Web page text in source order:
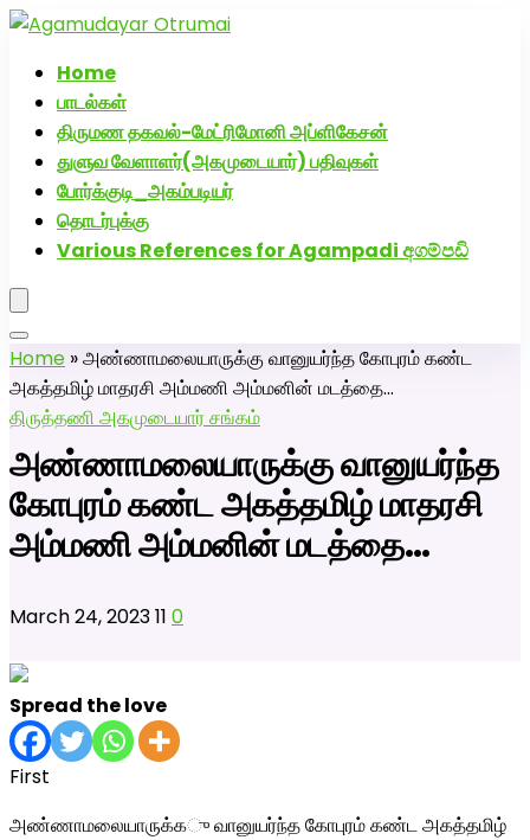
Home
பாடல்கள்
திருமண தகவல்-மேட்ரிமோனி அப்ளிகேசன்
துளுவ வேளாளர்(அகமுடையார்) பதிவுகள்
போர்க்குடி_அகம்படியர்
தொடர்புக்கு
Various References for Agampadi අගම්පඩි
Home »அண்ணாமலையாருக்கு வானுயர்ந்த கோபுரம் கண்ட
அகத்தமிழ் மாதரசி அம்மணி அம்மனின் மடத்தை…
திருத்தணி அகமுடையார் சங்கம்
அண்ணாமலையாருக்கு வானுயர்ந்த
கோபுரம் கண்ட அகத்தமிழ் மாதரசி
அம்மணி அம்மனின் மடத்தை…
March 24, 202311 0
Spread the love
First
அண்ணாமலையாருக்கு வானுயர்ந்த கோபுரம் கண்ட அகத்தமிழ்
அகமுடையார் திருமண வரன்களுக்கு அகமுடையார்மேட்ரி-